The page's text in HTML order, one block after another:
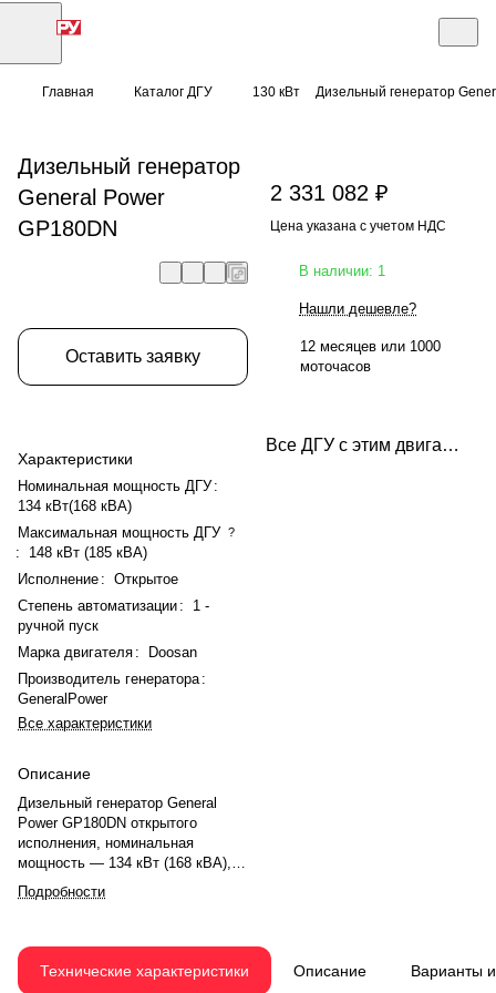
Главная Каталог ДГУ 130 кВт Дизельный генератор
Дизельный генератор
General Power
GP180DN
Оставить заявку
Характеристики
Номинальная мощность ДГУ :
134 кВт(168 кВА)
Максимальная мощность ДГУ ?
:
148 кВт (185 кВА)
Исполнение : Открытое
Степень автоматизации :
1 -
ручной пуск
Марка двигателя :
Doosan
Производитель генератора :
GeneralPower
Все характеристики
Описание
Дизельный генератор General
Power GP180DN открытого
исполнения, номинальная
мощность — 134 кВт (168 кВА),
максимальная — 148 кВт (185
кВА). Двигатель Doosan P086TI-1,
регулятор. Рабочий объём —
8.071 л, охлаждение жидкостное
Подробности
2 331 082 ₽
Цена указана с учетом НДС
В наличии: 1
Нашли дешевле?
12 месяцев или 1000
моточасов
Все ДГУ с этим двигателем
Технические характеристики Описание Варианты